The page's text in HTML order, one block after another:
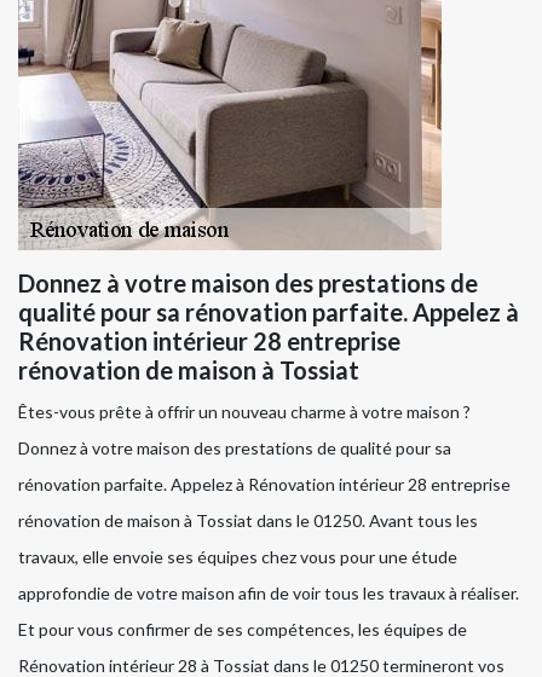
Donnez à votre maison des prestations de
qualité pour sa rénovation parfaite. Appelez à
Rénovation intérieur 28 entreprise
rénovation de maison à Tossiat
Êtes-vous prête à offrir un nouveau charme à votre maison ?
Donnez à votre maison des prestations de qualité pour sa
rénovation parfaite. Appelez à Rénovation intérieur 28 entreprise
rénovation de maison à Tossiat dans le 01250. Avant tous les
travaux, elle envoie ses équipes chez vous pour une étude
approfondie de votre maison afin de voir tous les travaux à réaliser.
Et pour vous confirmer de ses compétences, les équipes de
Rénovation intérieur 28 à Tossiat dans le 01250 termineront vos